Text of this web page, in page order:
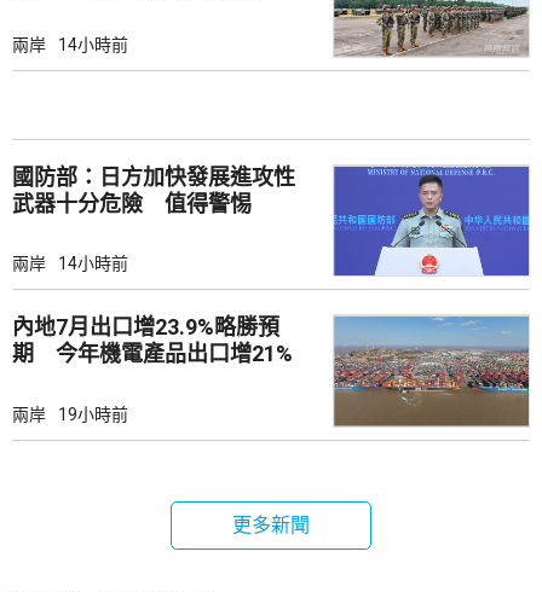
兩岸 14小時前
國防部：日方加快發展進攻性
武器十分危險 值得警惕
兩岸 14小時前
內地7月出口增23.9%略勝預
期 今年機電產品出口增21%
兩岸 19小時前
更多新聞